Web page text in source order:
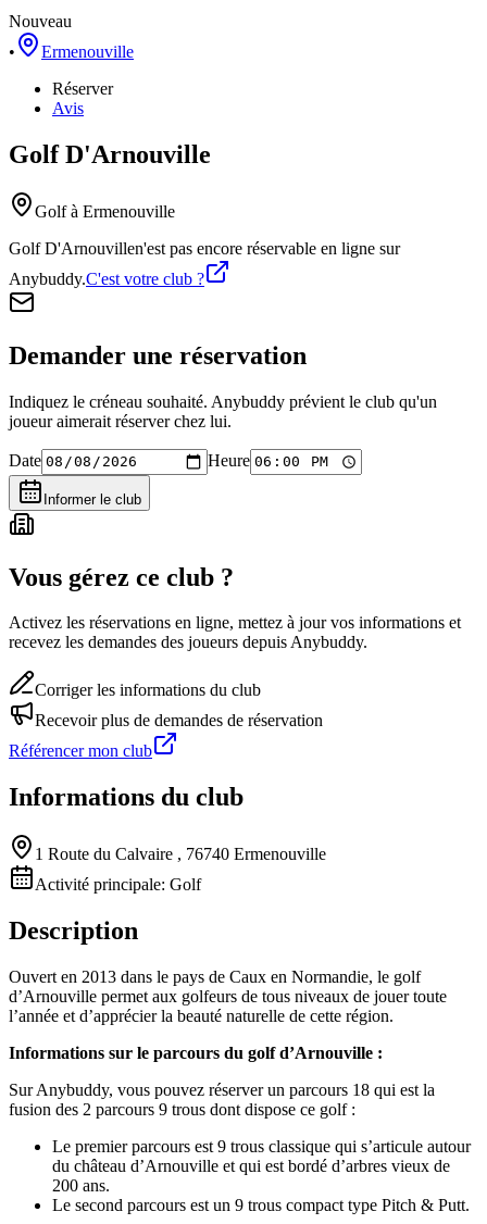
Nouveau
•
Ermenouville
Réserver
Avis
Golf D'Arnouville
Golfà Ermenouville
Golf D'Arnouvillen'est pas encore réservable en ligne sur
Anybuddy.C'est votre club ?
Demander une réservation
Indiquez le créneau souhaité. Anybuddy prévient le club qu'un
joueur aimerait réserver chez lui.
Date Heure
Informer le club
Vous gérez ce club ?
Activez les réservations en ligne, mettez à jour vos informations et
recevez les demandes des joueurs depuis Anybuddy.
Corriger les informations du club
Recevoir plus de demandes de réservation
Référencer mon club
Informations du club
1 Route du Calvaire , 76740 Ermenouville
Activité principale: Golf
Description
Ouvert en 2013 dans le pays de Caux en Normandie, le golf
d’Arnouville permet aux golfeurs de tous niveaux de jouer toute
l’année et d’apprécier la beauté naturelle de cette région.
Informations sur le parcours du golf d’Arnouville :
Sur Anybuddy, vous pouvez réserver un parcours 18 qui est la
fusion des 2 parcours 9 trous dont dispose ce golf :
Le premier parcours est 9 trous classique qui s’articule autour
du château d’Arnouville et qui est bordé d’arbres vieux de
200 ans.
Le second parcours est un 9 trous compact type Pitch & Putt.